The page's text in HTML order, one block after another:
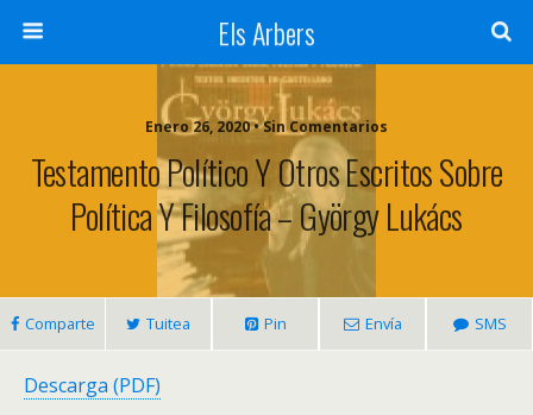
Els Arbers
Enero 26, 2020 • Sin Comentarios
Testamento Político Y Otros Escritos Sobre
Política Y Filosofía – György Lukács
Comparte Tuitea Pin Envía SMS
Descarga (PDF)